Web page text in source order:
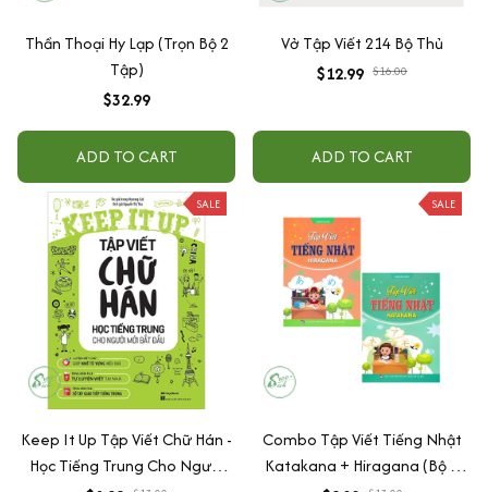
Thần Thoại Hy Lạp (Trọn Bộ 2
Tập)
$32.99
ADD TO CART
Vở Tập Viết 214 Bộ Thủ
$12.99 $16.00
ADD TO CART
SALE
Keep It Up Tập Viết Chữ Hán -
Học Tiếng Trung Cho Người
SALE
Combo Tập Viết Tiếng Nhật
Katakana + Hiragana (Bộ 2